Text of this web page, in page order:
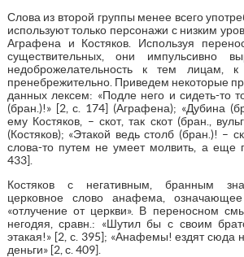
Слова из второй группы менее всего
используют только персонажи с низким
Аграфена и Костяков. Используя
существительных, они импульсивно
недоброжелательность к тем лицам, к
пренебрежительно. Приведем некоторые
данных лексем: «Подле него и сидеть-то
(бран.)!» [2, с. 174] (Аграфена); «Дубина
ему Костяков, – скот, так скот (бран.,
(Костяков); «Этакой ведь столб (бран.)! –
слова-то путем не умеет молвить, а еще
433].
Костяков с негативным, бранным
церковное слово анафема,
«отлучение от церкви». В переносном
негодяя, сравн.: «Шутил бы с своим
этакая!» [2, с. 395]; «Анафемы! ездят сюда
деньги» [2, с. 409].